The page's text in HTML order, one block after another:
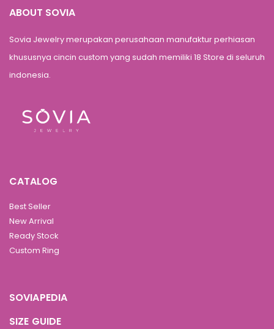
ABOUT SOVIA
Sovia Jewelry merupakan perusahaan manufaktur perhiasan
khususnya cincin custom yang sudah memiliki 18 Store di seluruh
indonesia.
CATALOG
Best Seller
New Arrival
Ready Stock
Custom Ring
SOVIAPEDIA
SIZE GUIDE